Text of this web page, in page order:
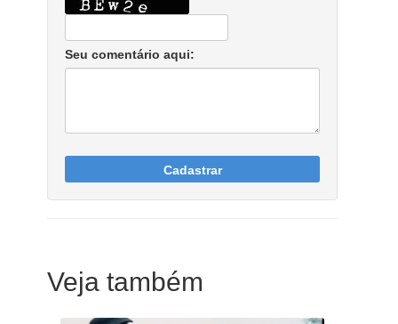
Seu comentário aqui:
Cadastrar
Veja também